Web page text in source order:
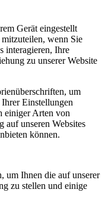
Gerät eingestellt
wenn Sie
interagieren, Ihre
zu unserer Website
um
Einstellungen
einiger Arten von
unseren Websites
können.
um Ihnen die auf unserer
zu stellen und einige